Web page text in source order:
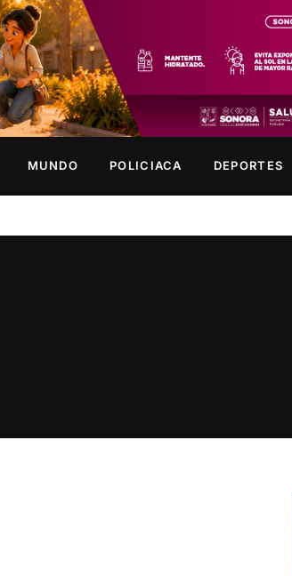
MUNDO POLICIACA DEPORTES